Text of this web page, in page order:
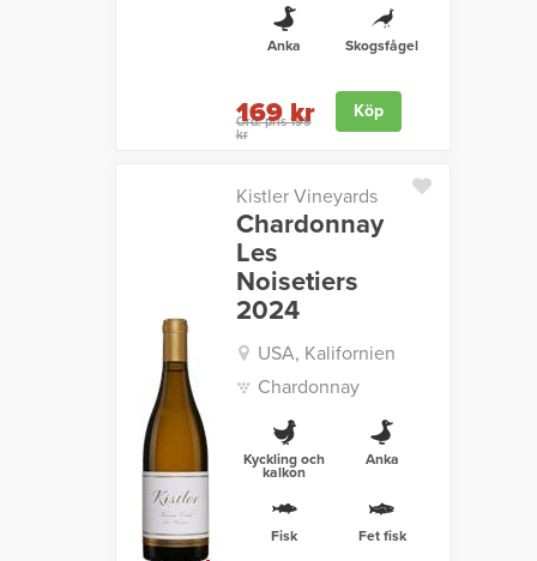
Anka Skogsfågel
Ord. pris 199
kr
169 kr Köp
Kistler Vineyards
Chardonnay
Les
Noisetiers
2024
USA, Kalifornien
Chardonnay
Kyckling och
kalkon
Anka
Fisk Fet fisk